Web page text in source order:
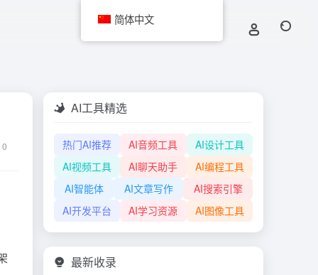
0
AI工具精选
热门AI推荐 AI音频工具
AI设计工具
AI视频工具
AI聊天助手
AI编程工具
AI智能体
AI文章写作
AI搜索引擎
AI开发平台
AI学习资源 AI图像工具
最新收录
简体中文